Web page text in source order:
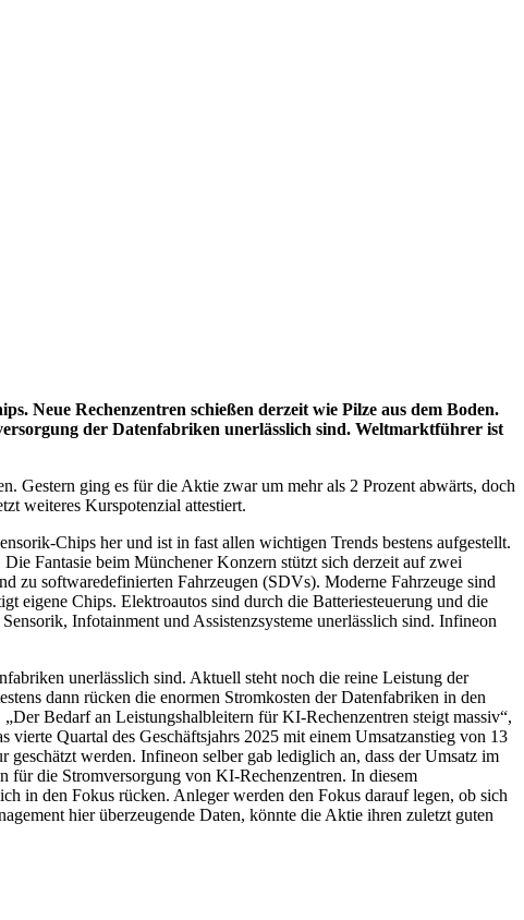
Neue Rechenzentren schießen derzeit wie Pilze aus dem Boden.
der Datenfabriken unerlässlich sind. Weltmarktführer ist
Gestern ging es für die Aktie zwar um mehr als 2 Prozent abwärts, doch
weiteres Kurspotenzial attestiert.
Chips her und ist in fast allen wichtigen Trends bestens aufgestellt.
Fantasie beim Münchener Konzern stützt sich derzeit auf zwei
zu softwaredefinierten Fahrzeugen (SDVs). Moderne Fahrzeuge sind
eigene Chips. Elektroautos sind durch die Batteriesteuerung und die
Infotainment und Assistenzsysteme unerlässlich sind. Infineon
unerlässlich sind. Aktuell steht noch die reine Leistung der
dann rücken die enormen Stromkosten der Datenfabriken in den
Bedarf an Leistungshalbleitern für KI-Rechenzentren steigt massiv“,
Quartal des Geschäftsjahrs 2025 mit einem Umsatzanstieg von 13
werden. Infineon selber gab lediglich an, dass der Umsatz im
für die Stromversorgung von KI-Rechenzentren. In diesem
in den Fokus rücken. Anleger werden den Fokus darauf legen, ob sich
hier überzeugende Daten, könnte die Aktie ihren zuletzt guten